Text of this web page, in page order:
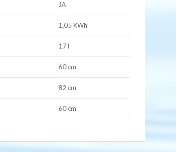
JA
1,05 KWh
17 l
60 cm
82 cm
60 cm